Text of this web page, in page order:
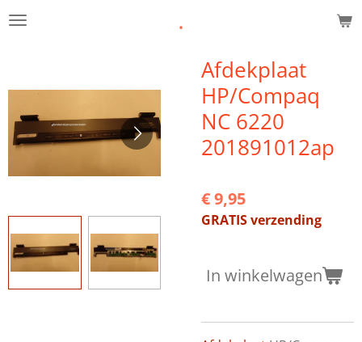
Ga
hoofdinhoud
.
Afdekplaat
HP/Compaq
NC 6220
201891012ap
€ 9,95
GRATIS verzending
In winkelwagen